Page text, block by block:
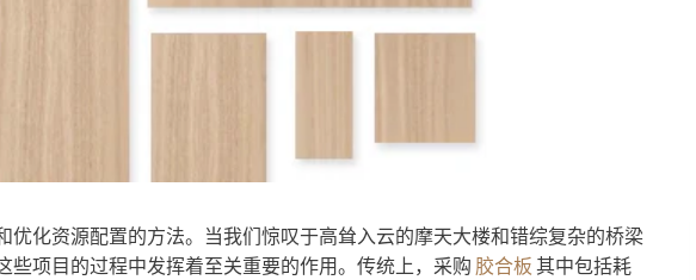
优化资源配置的方法。当我们惊叹于高耸入云的摩天大楼和错综复杂的桥梁
些项目的过程中发挥着至关重要的作用。传统上，采购 胶合板其中包括耗